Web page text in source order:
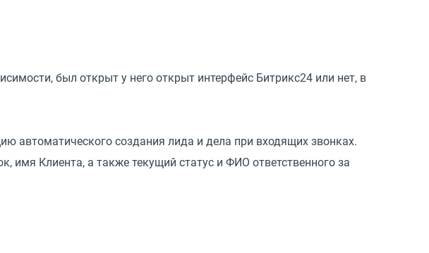
был открыт у него открыт интерфейс Битрикс24 или нет, в
автоматического создания лида и дела при входящих звонках.
имя Клиента, а также текущий статус и ФИО ответственного за